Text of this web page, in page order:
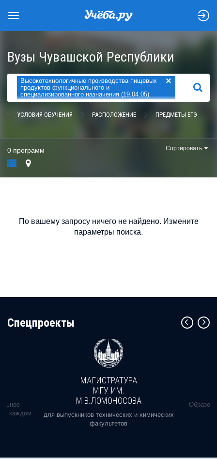
Вузы Чувашской Республики
Высокотехнологичные производства пищевых
продуктов функционального и
специализированного назначения (19.04.05)
×
НАЙТИ
УСЛОВИЯ ОБУЧЕНИЯ РАСПОЛОЖЕНИЕ ПРЕДМЕТЫ ЕГЭ
0 программ Сортировать
По вашему запросу ничего не найдено. Измените
параметры поиска.
Cпецпроекты
в каждом
МАГИСТРАТУРА
МГУ ИМ.
М.В.ЛОМОНОСОВА
для выпускников технических и химических
факультетов